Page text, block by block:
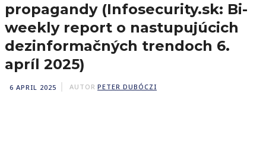
propagandy (Infosecurity.sk: Bi-
weekly report o nastupujúcich
dezinformačných trendoch 6.
apríl 2025)
6 APRIL 2025 AUTOR PETER DUBÓCZI